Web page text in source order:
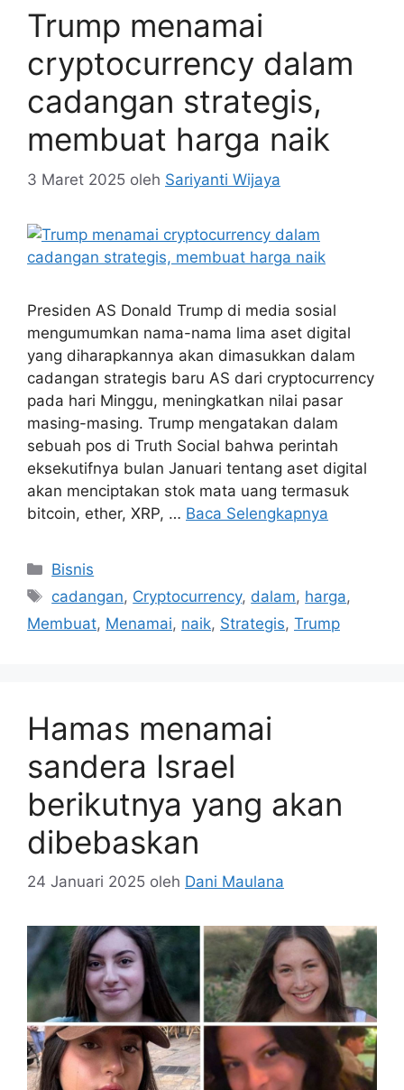
Trump menamai
cryptocurrency dalam
cadangan strategis,
membuat harga naik
3 Maret 2025 oleh Sariyanti Wijaya
Presiden AS Donald Trump di media sosial
mengumumkan nama-nama lima aset digital
yang diharapkannya akan dimasukkan dalam
cadangan strategis baru AS dari cryptocurrency
pada hari Minggu, meningkatkan nilai pasar
masing-masing. Trump mengatakan dalam
sebuah pos di Truth Social bahwa perintah
eksekutifnya bulan Januari tentang aset digital
akan menciptakan stok mata uang termasuk
bitcoin, ether, XRP, … Baca Selengkapnya
Kategori
Bisnis
Tag
cadangan, Cryptocurrency, dalam, harga,
Membuat, Menamai, naik, Strategis, Trump
Hamas menamai
sandera Israel
berikutnya yang akan
dibebaskan
24 Januari 2025 oleh Dani Maulana